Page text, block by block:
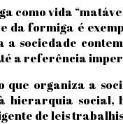
como vida
da formiga é
a sociedade
a referência
que organiza a
hierarquia social,
de leis